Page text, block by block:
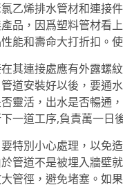
烯排水管材和連接件
品，因爲塑料管材看
能和壽命大打折扣。
連接處應有外露螺紋
道安裝好以後，要通
靈活，出水是否暢通
一道工序,負責萬一日
別小心處理，以免造
管道不是被埋入牆壁
管徑，避免堵塞。如